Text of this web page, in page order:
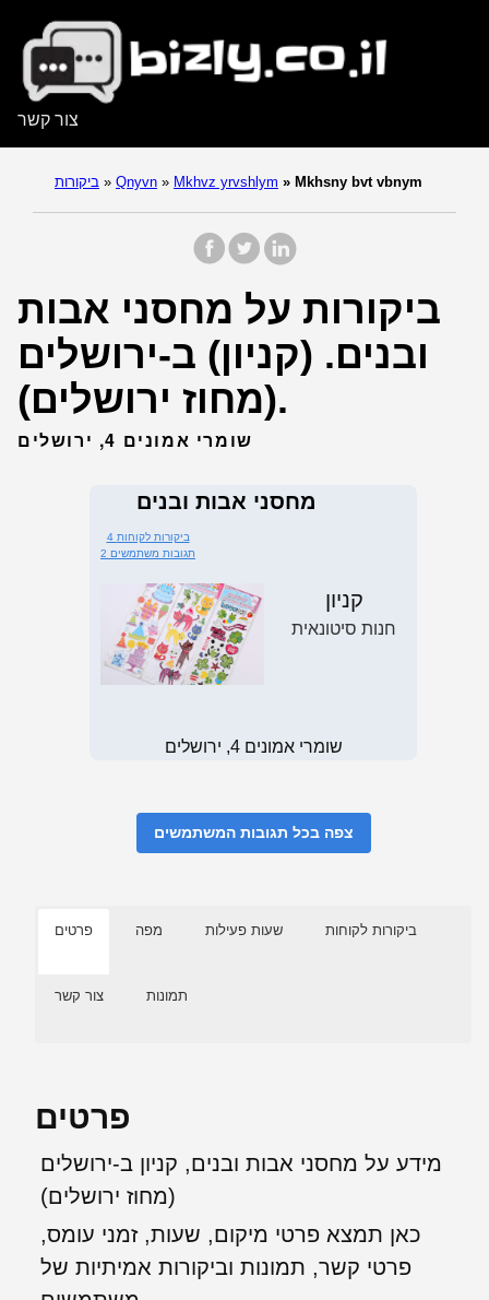
צור קשר
ביקורות » Qnyvn » Mkhvz yrvshlym » Mkhsny bvt vbnym
ביקורות על מחסני אבות
ובנים. (קניון) ב-ירושלים
(מחוז ירושלים).
שומרי אמונים 4, ירושלים
מחסני אבות ובנים
4 ביקורות לקוחות
2 תגובות משתמשים
קניון
חנות סיטונאית
שומרי אמונים 4, ירושלים
צפה בכל תגובות המשתמשים
פרטים מפה שעות פעילות ביקורות לקוחות
צור קשר תמונות
פרטים
מידע על מחסני אבות ובנים, קניון ב-ירושלים
(מחוז ירושלים)
כאן תמצא פרטי מיקום, שעות, זמני עומס,
פרטי קשר, תמונות וביקורות אמיתיות של